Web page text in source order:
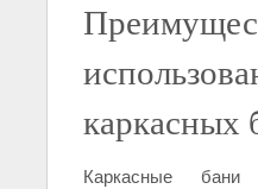
каркасных
Каркасные